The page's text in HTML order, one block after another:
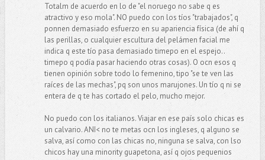
Totalm de acuerdo en lo de "el noruego no sabe q es
atractivo y eso mola". NO puedo con los tíos "trabajados", q
ponnen demasiado esfuerzo en su apariencia física (de ahí q
las perillas, o cualquier escultura del pelámen facial me
indica q este tío pasa demasiado timepo en el espejo..
timepo q podía pasar haciendo otras cosas). O ocn esos q
tienen opinión sobre todo lo femenino, tipo "se te ven las
raíces de las mechas", pq son unos marujones. Un tío q ni se
entera de q te has cortado el pelo, mucho mejor.
No puedo con los italianos. Viajar en ese país solo chicas es
un calvario. ANI< no te metas ocn los ingleses, q alguno se
salva, así como con las chicas no, ninguna se salva, con lso
chicos hay una minority guapetona, así q ojos pequenios